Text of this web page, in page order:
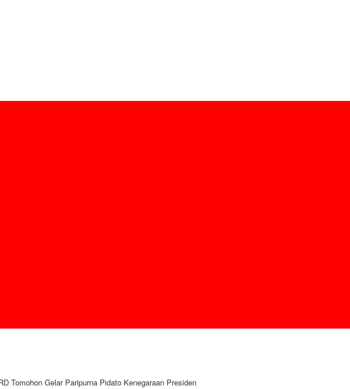
Tomohon Gelar Paripurna Pidato Kenegaraan Presiden